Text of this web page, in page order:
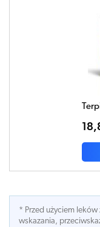
* Przed użyciem
wskazania,